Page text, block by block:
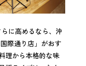
に高めるなら、沖
際通り店」がおす
理から本格的な味